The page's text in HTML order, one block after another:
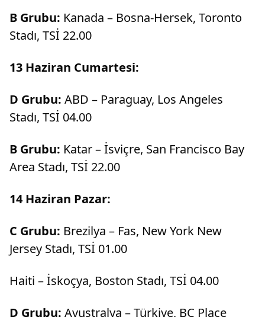
B Grubu: Kanada – Bosna-Hersek, Toronto
Stadı, TSİ 22.00
13 Haziran Cumartesi:
D Grubu: ABD – Paraguay, Los Angeles
Stadı, TSİ 04.00
B Grubu: Katar – İsviçre, San Francisco Bay
Area Stadı, TSİ 22.00
14 Haziran Pazar:
C Grubu: Brezilya – Fas, New York New
Jersey Stadı, TSİ 01.00
Haiti – İskoçya, Boston Stadı, TSİ 04.00
D Grubu: Avustralya – Türkiye, BC Place